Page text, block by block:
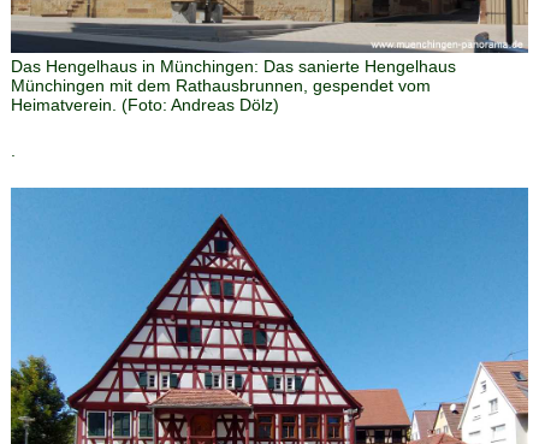
Das Hengelhaus in Münchingen: Das sanierte Hengelhaus
Münchingen mit dem Rathausbrunnen, gespendet vom
Heimatverein. (Foto: Andreas Dölz)
.